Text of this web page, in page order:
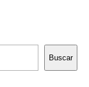
Buscar